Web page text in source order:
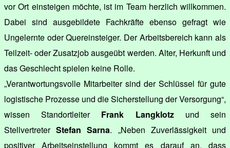
vor Ort einsteigen möchte, ist im Team herzlich willkommen.
Dabei sind ausgebildete Fachkräfte ebenso gefragt wie
Ungelernte oder Quereinsteiger. Der Arbeitsbereich kann als
Teilzeit- oder Zusatzjob ausgeübt werden. Alter, Herkunft und
das Geschlecht spielen keine Rolle.
„Verantwortungsvolle Mitarbeiter sind der Schlüssel für gute
logistische Prozesse und die Sicherstellung der Versorgung“,
wissen Standortleiter Frank Langklotzund sein
StellvertreterStefan Sarna. „Neben Zuverlässigkeit und
positiver Arbeitseinstellung kommt es darauf an, dass